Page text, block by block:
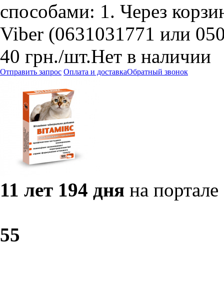
способами: 1. Через
Viber (0631031771 или
40 грн./шт.Нет в наличии
Отправить запрос Оплата и доставкаОбратный звонок
11 лет 194 дня на портале
55